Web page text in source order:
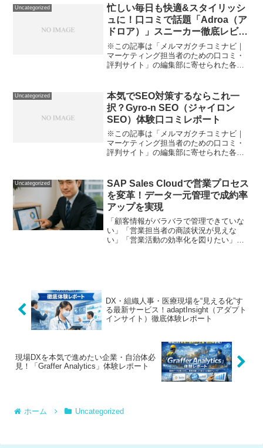
んとなく違和感を覚える方はいません
か？ 私は「便利そうだけど...
Uncategorized
忙しい毎日も快適&スタイリッシ
ュに！口コミで話題「Adroa（ア
ドロア）」スニーカー徹底レビュ
ー
※この記事は「メルマガクチコミナビ｜
マーケティング担当者のための口コミ・
評判サイト」の編集部に寄せられた各商
日中ラクに履けて、仕事もプライベート
もおしゃれに決まる一足が...
Uncategorized
本気でSEO対策するならこれ一
択？Gyro-n SEO（ジャイロン
SEO）体験口コミレポート
※この記事は「メルマガクチコミナビ｜
マーケティング担当者のための口コミ・
評判サイト」の編集部に寄せられた各商
が大変すぎる」「どのツールも細かい分
析や競合チェックができ...
Uncategorized
SAP Sales Cloudで営業プロセス
を変革！データ一元管理で成約率
アップを実現
「顧客情報がバラバラで管理できていな
い」「営業担当者の商談状況が見えな
い」「営業活動の効率化を図りたい」こ
DX・組織人事・医療現場を“見える化”す
る最新サービス！adaptInsight（アダプト
インサイト）徹底体験レポート
現場DXを本気で進めたい企業・自治体必
見！「Graffer Analytics」体験レポート
ホーム Uncategorized